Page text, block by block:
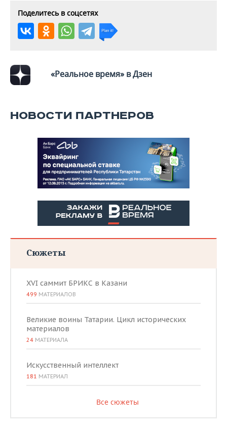
Поделитесь в соцсетях
«Реальное время» в Дзен
НОВОСТИ ПАРТНЕРОВ
Сюжеты
XVI саммит БРИКС в Казани
499 МАТЕРИАЛОВ
Великие воины Татарии. Цикл исторических
материалов
24 МАТЕРИАЛА
Искусственный интеллект
181 МАТЕРИАЛ
Все сюжеты